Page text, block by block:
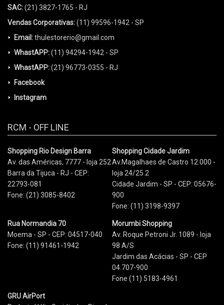
SAC:(21) 3827-1765 - RJ
Vendas Corporativas:(11) 99596-1942 - SP
Email:thulestorerio@gmail.com
WhastAPP:(11) 94294-1942 - SP
WhastAPP:(21) 96773-0355 - RJ
Facebook
Instagram
RCM - OFF LINE
Shopping Rio Design Barra
Av. das Américas, 7777 - loja 252
Barra da Tijuca - RJ - CEP:
22793-081
Fone: (21) 3085-8402
Shopping Cidade Jardim
Av.Magalhaes de Castro 12.000 -
loja 24/25.2
Cidade Jardim - SP - CEP: 05676-
900
Fone: (11) 3198-9397
Rua Normandia 70
Moema - SP - CEP: 04517-040
Fone: (11) 91461-1942
Morumbi Shopping
Av. Roque Petroni Jr. 1089 - loja
98 A/S
Jardim das Acácias - SP - CEP
04.707-900
Fone (11) 5183-4961
GRU AirPort